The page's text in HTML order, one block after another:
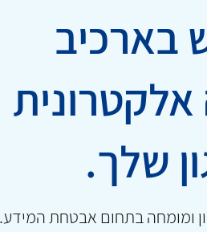
בארכיב
אלקטרונית
שלך.
ומומחה בתחום אבטחת המידע.